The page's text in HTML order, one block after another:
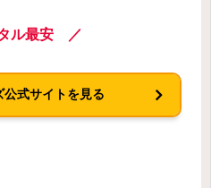
ル最安 ／
式サイトを見る